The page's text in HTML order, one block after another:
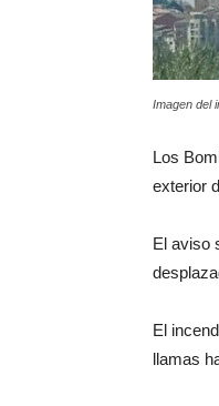
Imagen del
Los
exterior
El aviso
El
llamas